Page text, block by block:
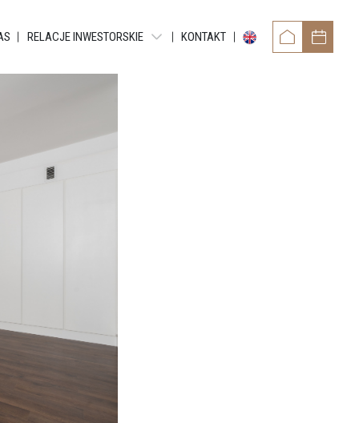
RELACJE INWESTORSKIE
RAPORTY BIEŻĄCE ESPI
POZOSTAŁE DOKUMENTY
KONTAKT